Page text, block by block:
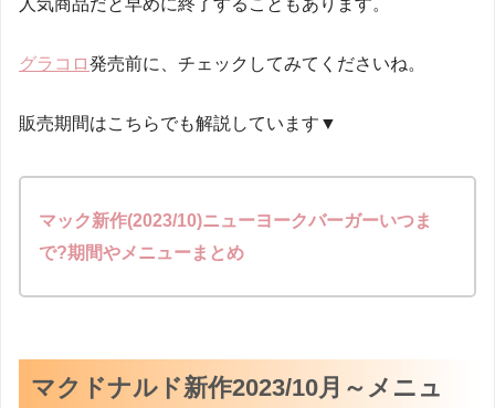
人気商品だと早めに終了することもあります。
グラコロ発売前に、チェックしてみてくださいね。
販売期間はこちらでも解説しています▼
マック新作(2023/10)ニューヨークバーガーいつま
で?期間やメニューまとめ
マクドナルド新作2023/10月～メニュ